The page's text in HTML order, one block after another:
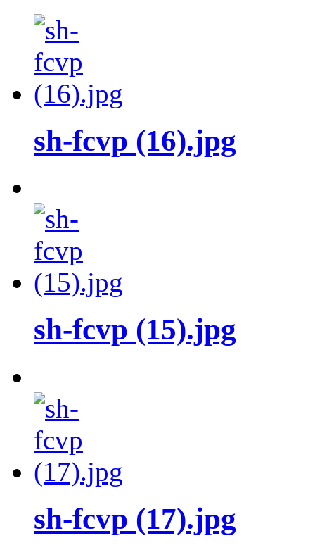
sh-fcvp (16).jpg
sh-fcvp (15).jpg
sh-fcvp (17).jpg